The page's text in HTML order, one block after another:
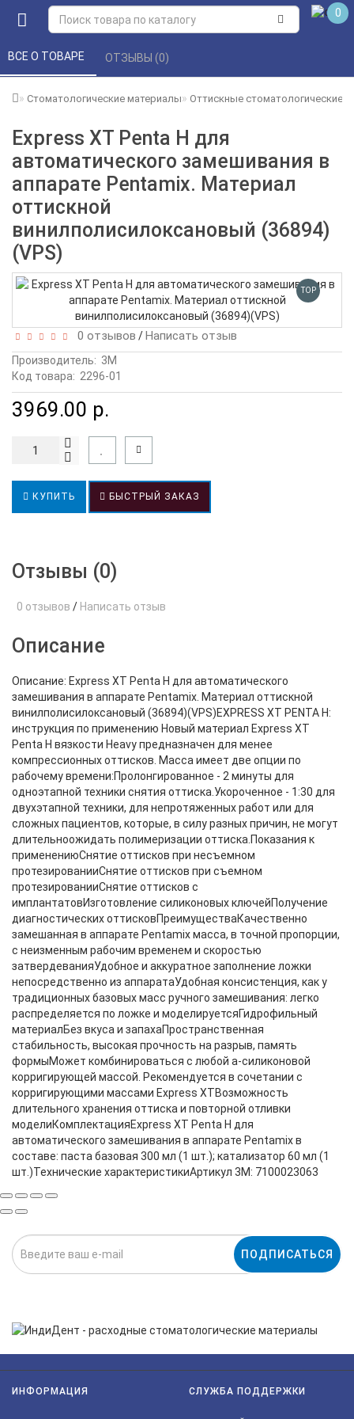
0
Стоматологические материалы Оттискные стоматологические
Express XT Penta H для
автоматического замешивания в
аппарате Pentamix. Материал
оттискной
винилполисилоксановый (36894)
(VPS)
ВСЕ О ТОВАРЕ ОТЗЫВЫ (0)
TOP
0 отзывов /Написать отзыв
Производитель: 3M
Код товара: 2296-01
3969.00 р.
КУПИТЬ БЫСТРЫЙ ЗАКАЗ
Отзывы (0)
0 отзывов / Написать отзыв
Описание
Описание: Express XT Penta H для автоматического
замешивания в аппарате Pentamix. Материал оттискной
винилполисилоксановый (36894)(VPS)EXPRESS XT PENTA H:
инструкция по применению Новый материал Express XT
Penta H вязкости Heavy предназначен для менее
компрессионных оттисков. Масса имеет две опции по
рабочему времени:Пролонгированное - 2 минуты для
одноэтапной техники снятия оттиска.Укороченное - 1:30 для
двухэтапной техники, для непротяженных работ или для
сложных пациентов, которые, в силу разных причин, не могут
длительноожидать полимеризации оттиска.Показания к
применениюСнятие оттисков при несъемном
протезированииСнятие оттисков при съемном
протезированииСнятие оттисков с
имплантатовИзготовление силиконовых ключейПолучение
диагностических оттисковПреимуществаКачественно
замешанная в аппарате Pentamix масса, в точной пропорции,
с неизменным рабочим временем и скоростью
затвердеванияУдобное и аккуратное заполнение ложки
непосредственно из аппаратаУдобная консистенция, как у
традиционных базовых масс ручного замешивания: легко
распределяется по ложке и моделируетсяГидрофильный
материалБез вкуса и запахаПространственная
стабильность, высокая прочность на разрыв, память
формыМожет комбинироваться с любой а-силиконовой
корригирующей массой. Рекомендуется в сочетании с
корригирующими массами Express XTВозможность
длительного хранения оттиска и повторной отливки
моделиКомплектацияExpress XT Penta H для
автоматического замешивания в аппарате Pentamix в
составе: паста базовая 300 мл (1 шт.); катализатор 60 мл (1
шт.)Технические характеристикиАртикул 3M: 7100023063
ПОДПИСАТЬСЯ
ИНФОРМАЦИЯ СЛУЖБА ПОДДЕРЖКИ